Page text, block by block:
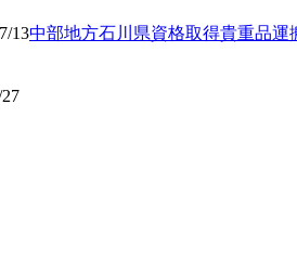
13中部地方石川県資格取得貴重品運